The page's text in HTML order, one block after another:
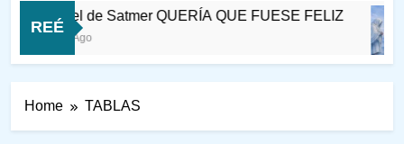
REÉ
Rabi Ioel de Satmer QUERÍA QUE FUESE FELIZ
10 Horas Ago
Home TABLAS